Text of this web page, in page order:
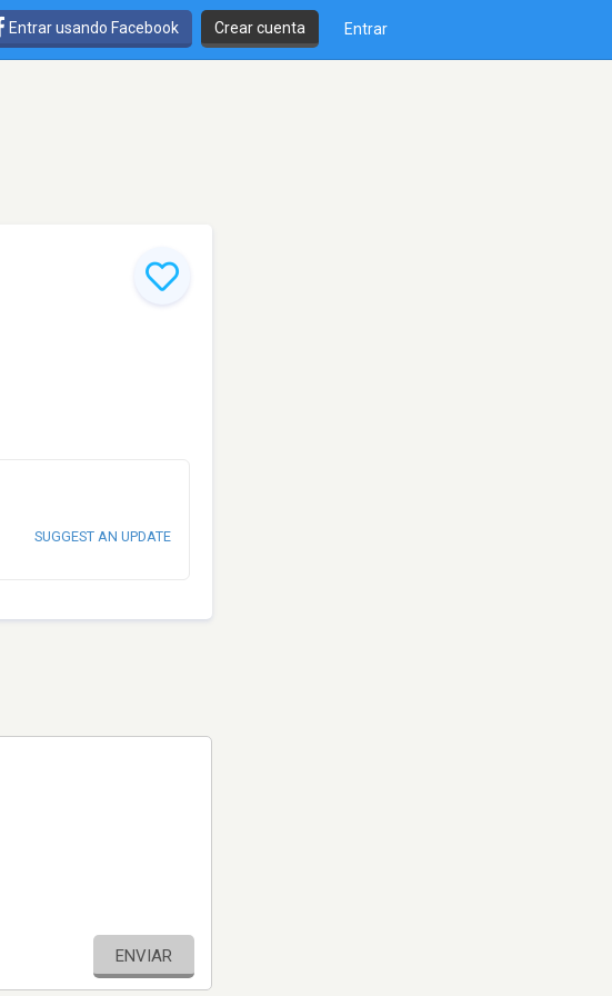
Entrar usando Facebook Crear cuenta Entrar
SUGGEST AN UPDATE
ENVIAR